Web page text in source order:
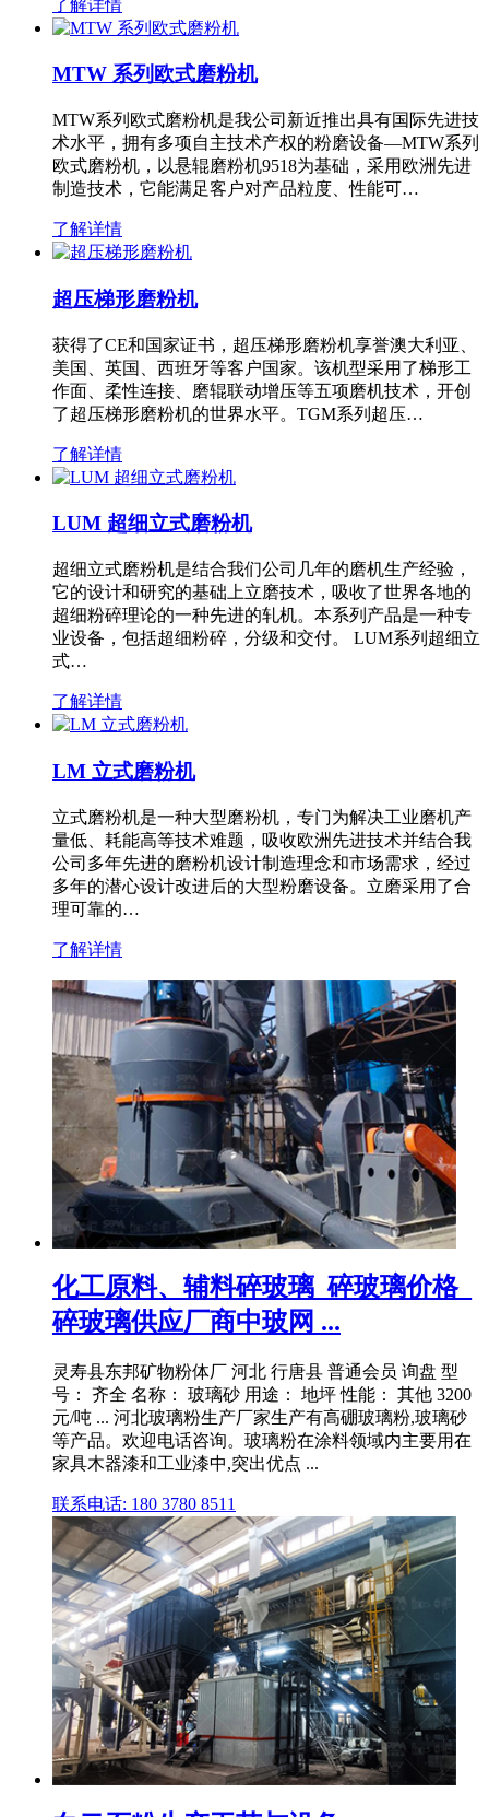
了解详情
MTW 系列欧式磨粉机
MTW系列欧式磨粉机是我公司新近推出具有国际先进技
术水平，拥有多项自主技术产权的粉磨设备—MTW系列
欧式磨粉机，以悬辊磨粉机9518为基础，采用欧洲先进
制造技术，它能满足客户对产品粒度、性能可…
了解详情
超压梯形磨粉机
获得了CE和国家证书，超压梯形磨粉机享誉澳大利亚、
美国、英国、西班牙等客户国家。该机型采用了梯形工
作面、柔性连接、磨辊联动增压等五项磨机技术，开创
了超压梯形磨粉机的世界水平。TGM系列超压…
了解详情
LUM 超细立式磨粉机
超细立式磨粉机是结合我们公司几年的磨机生产经验，
它的设计和研究的基础上立磨技术，吸收了世界各地的
超细粉碎理论的一种先进的轧机。本系列产品是一种专
业设备，包括超细粉碎，分级和交付。 LUM系列超细立
式…
了解详情
LM 立式磨粉机
立式磨粉机是一种大型磨粉机，专门为解决工业磨机产
量低、耗能高等技术难题，吸收欧洲先进技术并结合我
公司多年先进的磨粉机设计制造理念和市场需求，经过
多年的潜心设计改进后的大型粉磨设备。立磨采用了合
理可靠的…
了解详情
化工原料、辅料碎玻璃_碎玻璃价格_
碎玻璃供应厂商中玻网 ...
灵寿县东邦矿物粉体厂 河北 行唐县 普通会员 询盘 型
号： 齐全 名称： 玻璃砂 用途： 地坪 性能： 其他 3200
元/吨 ... 河北玻璃粉生产厂家生产有高硼玻璃粉,玻璃砂
等产品。欢迎电话咨询。玻璃粉在涂料领域内主要用在
家具木器漆和工业漆中,突出优点 ...
联系电话: 180 3780 8511